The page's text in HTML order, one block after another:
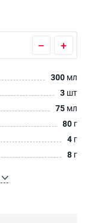
– +
300 мл
3 шт
75 мл
80 г
4 г
8 г